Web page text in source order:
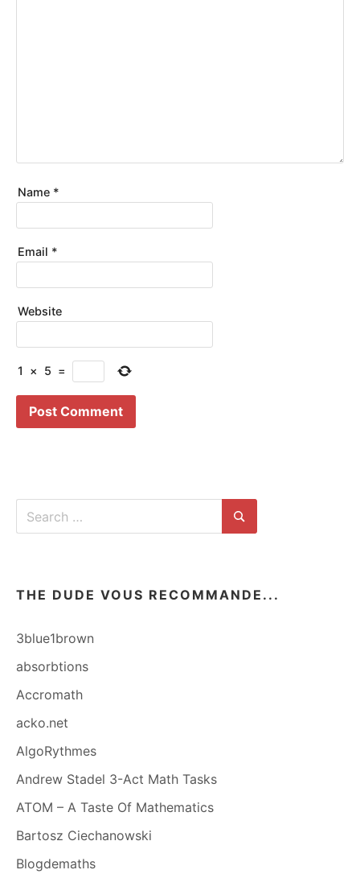
Name *
Email *
Website
1 × 5 =
Search
for:
Search
THE DUDE VOUS RECOMMANDE...
3blue1brown
absorbtions
Accromath
acko.net
AlgoRythmes
Andrew Stadel 3-Act Math Tasks
ATOM – A Taste Of Mathematics
Bartosz Ciechanowski
Blogdemaths